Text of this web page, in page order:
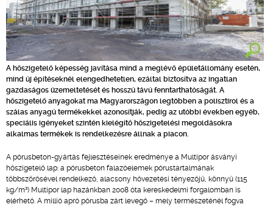
A hőszigetelő képesség javítása mind a meglévő épületállomány esetén,
mind új építéseknél elengedhetetlen, ezáltal biztosítva az ingatlan
gazdaságos üzemeltetését és hosszú távú fenntarthatóságát. A
hőszigetelő anyagokat ma Magyarországon legtöbben a polisztirol és a
szálas anyagú termékekkel azonosítják, pedig az utóbbi években egyéb,
speciális igényeket szintén kielégítő hőszigetelési megoldásokra
alkalmas termékek is rendelkezésre állnak a piacon.
A pórusbeton-gyártás fejlesztéseinek eredménye a Multipor ásványi
hőszigetelő lap: a pórusbeton falazóelemek pórustartalmának
többszörösével rendelkező, alacsony hővezetési tényezőjű, könnyű (115
kg/m³) Multipor lap hazánkban 2008 óta kereskedelmi forgalomban is
elérhető. A millió apró pórusba zárt levegő – mely természeténél fogva